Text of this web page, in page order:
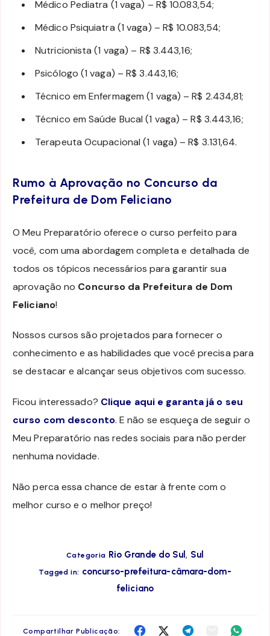
Médico Pediatra (1 vaga) – R$ 10.083,54;
Médico Psiquiatra (1 vaga) – R$ 10.083,54;
Nutricionista (1 vaga) – R$ 3.443,16;
Psicólogo (1 vaga) – R$ 3.443,16;
Técnico em Enfermagem (1 vaga) – R$ 2.434,81;
Técnico em Saúde Bucal (1 vaga) – R$ 3.443,16;
Terapeuta Ocupacional (1 vaga) – R$ 3.131,64.
Rumo à Aprovação no Concurso da
Prefeitura de Dom Feliciano
O Meu Preparatório oferece o curso perfeito para
você, com uma abordagem completa e detalhada de
todos os tópicos necessários para garantir sua
aprovação no Concurso da Prefeitura de Dom
Feliciano!
Nossos cursos são projetados para fornecer o
conhecimento e as habilidades que você precisa para
se destacar e alcançar seus objetivos com sucesso.
Ficou interessado? Clique aqui e garanta já o seu
curso com desconto. E não se esqueça de seguir o
Meu Preparatório nas redes sociais para não perder
nenhuma novidade.
Não perca essa chance de estar à frente com o
melhor curso e o melhor preço!
Categoria Rio Grande do Sul, Sul
Tagged in: concurso-prefeitura-câmara-dom-
feliciano
Compartilhar Publicação:
CompartilhaCompartilhaCompartilhaCompartilha